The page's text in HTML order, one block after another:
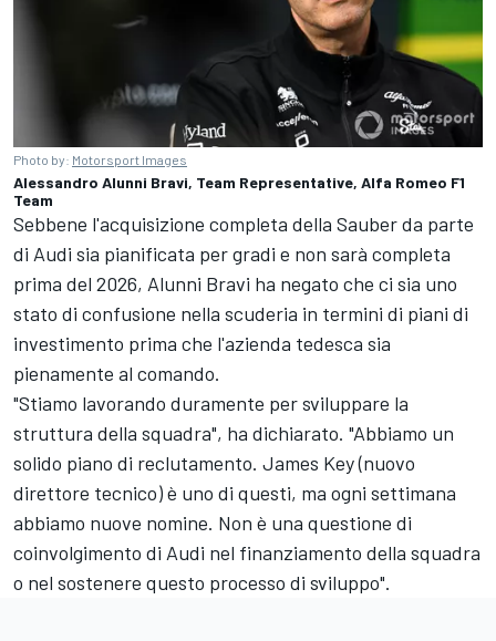
Photo by: Motorsport Images
Alessandro Alunni Bravi, Team Representative, Alfa Romeo F1
Team
Sebbene l'acquisizione completa della Sauber da parte
di Audi sia pianificata per gradi e non sarà completa
prima del 2026, Alunni Bravi ha negato che ci sia uno
stato di confusione nella scuderia in termini di piani di
investimento prima che l'azienda tedesca sia
pienamente al comando.
"Stiamo lavorando duramente per sviluppare la
struttura della squadra", ha dichiarato. "Abbiamo un
solido piano di reclutamento. James Key (nuovo
direttore tecnico) è uno di questi, ma ogni settimana
abbiamo nuove nomine. Non è una questione di
coinvolgimento di Audi nel finanziamento della squadra
o nel sostenere questo processo di sviluppo".